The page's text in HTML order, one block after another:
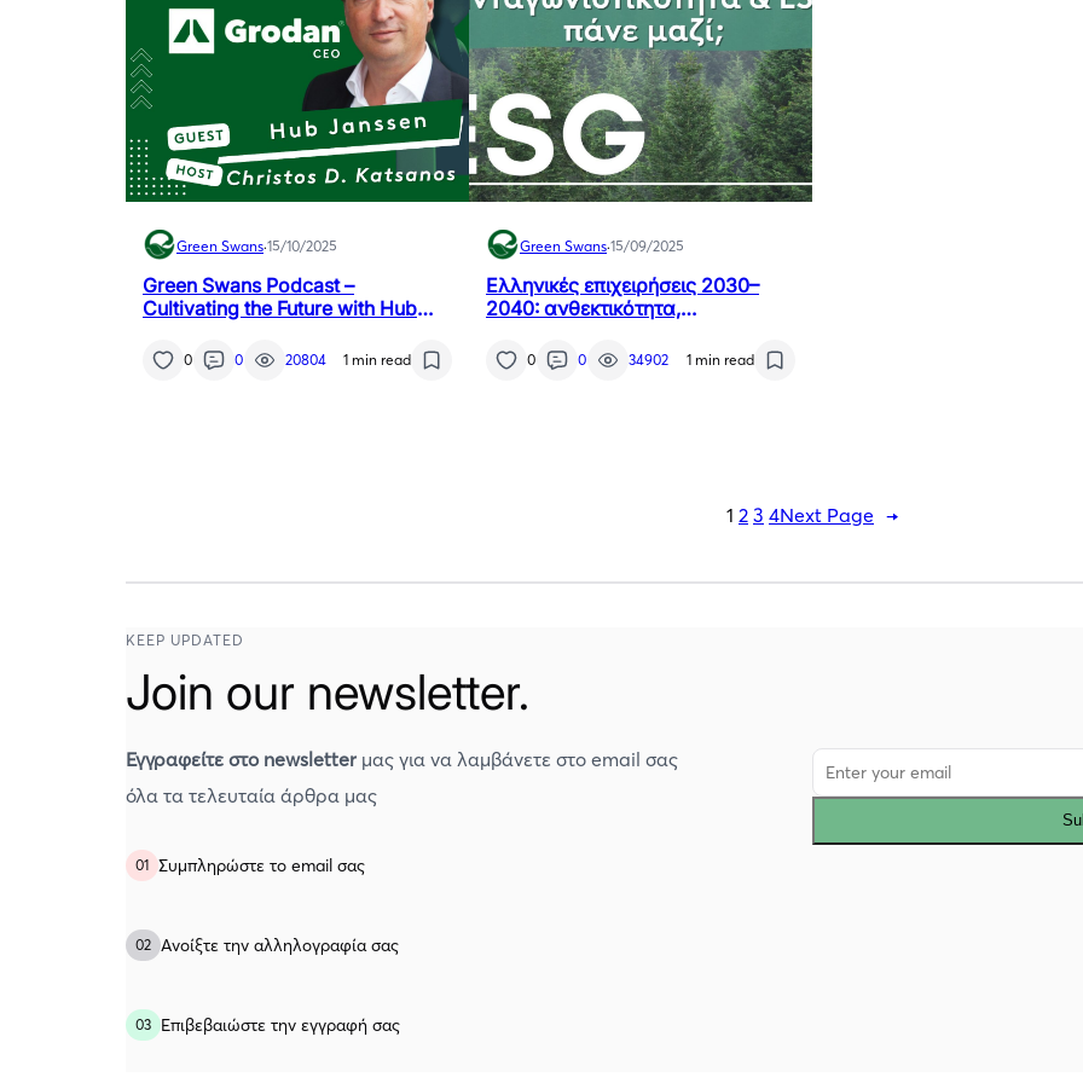
Green Swans·15/10/2025
Green Swans Podcast –
Cultivating the Future with Hub
0 0 20804 1 min read
Green Swans·15/09/2025
Ελληνικές επιχειρήσεις 2030–
2040: ανθεκτικότητα,
μαζί;0 0 34902 1 min read
1 2 3 4Next Page →
KEEP UPDATED
Join our newsletter.
Εγγραφείτε στο newsletter μας για να λαμβάνετε στο email σας
όλα τα τελευταία άρθρα μας
01 Συμπληρώστε το email σας
02 Ανοίξτε την αλληλογραφία σας
03 Eπιβεβαιώστε την εγγραφή σας